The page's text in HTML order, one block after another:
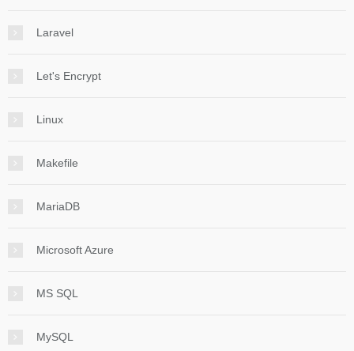
Laravel
Let's Encrypt
Linux
Makefile
MariaDB
Microsoft Azure
MS SQL
MySQL